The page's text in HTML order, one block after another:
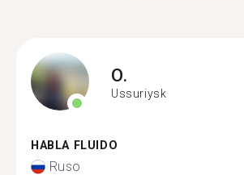
O.
Ussuriysk
HABLA FLUIDO
Ruso